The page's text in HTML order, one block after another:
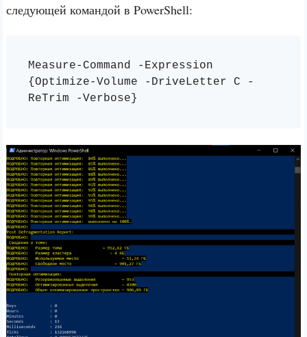
следующей командой в PowerShell:
Measure-Command -Expression
{Optimize-Volume -DriveLetter C -
ReTrim -Verbose}